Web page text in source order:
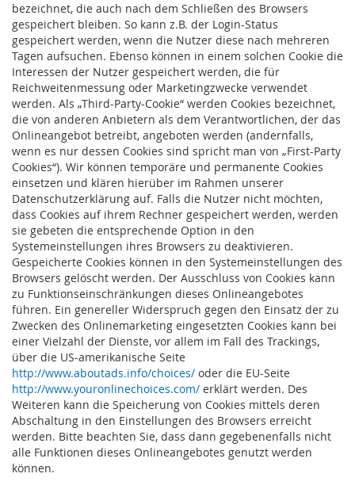
bezeichnet, die auch nach dem Schließen des Browsers
gespeichert bleiben. So kann z.B. der Login-Status
gespeichert werden, wenn die Nutzer diese nach mehreren
Tagen aufsuchen. Ebenso können in einem solchen Cookie die
Interessen der Nutzer gespeichert werden, die für
Reichweitenmessung oder Marketingzwecke verwendet
werden. Als „Third-Party-Cookie“ werden Cookies bezeichnet,
die von anderen Anbietern als dem Verantwortlichen, der das
Onlineangebot betreibt, angeboten werden (andernfalls,
wenn es nur dessen Cookies sind spricht man von „First-Party
Cookies“). Wir können temporäre und permanente Cookies
einsetzen und klären hierüber im Rahmen unserer
Datenschutzerklärung auf. Falls die Nutzer nicht möchten,
dass Cookies auf ihrem Rechner gespeichert werden, werden
sie gebeten die entsprechende Option in den
Systemeinstellungen ihres Browsers zu deaktivieren.
Gespeicherte Cookies können in den Systemeinstellungen des
Browsers gelöscht werden. Der Ausschluss von Cookies kann
zu Funktionseinschränkungen dieses Onlineangebotes
führen. Ein genereller Widerspruch gegen den Einsatz der zu
Zwecken des Onlinemarketing eingesetzten Cookies kann bei
einer Vielzahl der Dienste, vor allem im Fall des Trackings,
über die US-amerikanische Seite
http://www.aboutads.info/choices/ oder die EU-Seite
http://www.youronlinechoices.com/ erklärt werden. Des
Weiteren kann die Speicherung von Cookies mittels deren
Abschaltung in den Einstellungen des Browsers erreicht
werden. Bitte beachten Sie, dass dann gegebenenfalls nicht
alle Funktionen dieses Onlineangebotes genutzt werden
können.